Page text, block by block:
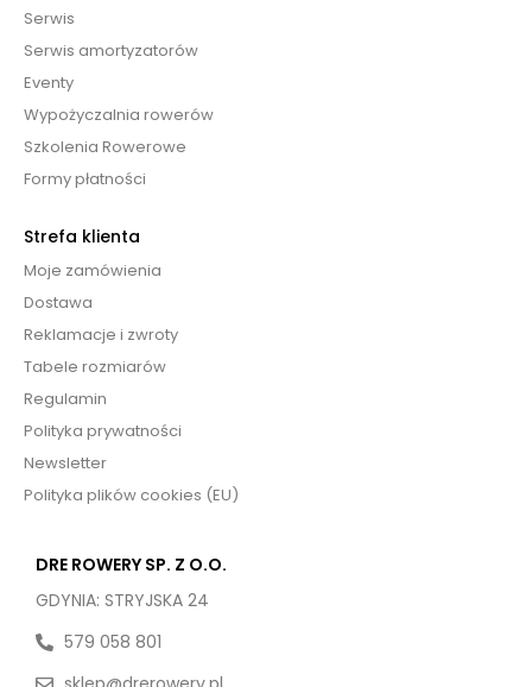
Serwis
Serwis amortyzatorów
Eventy
Wypożyczalnia rowerów
Szkolenia Rowerowe
Formy płatności
Strefa klienta
Moje zamówienia
Dostawa
Reklamacje i zwroty
Tabele rozmiarów
Regulamin
Polityka prywatności
Newsletter
Polityka plików cookies (EU)
DRE ROWERY SP. Z O.O.
GDYNIA: STRYJSKA 24
579 058 801